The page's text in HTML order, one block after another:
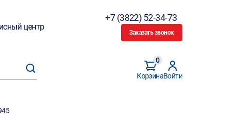
центр
+7 (3822) 52-34-73
Заказать звонок
Корзина
0
Войти